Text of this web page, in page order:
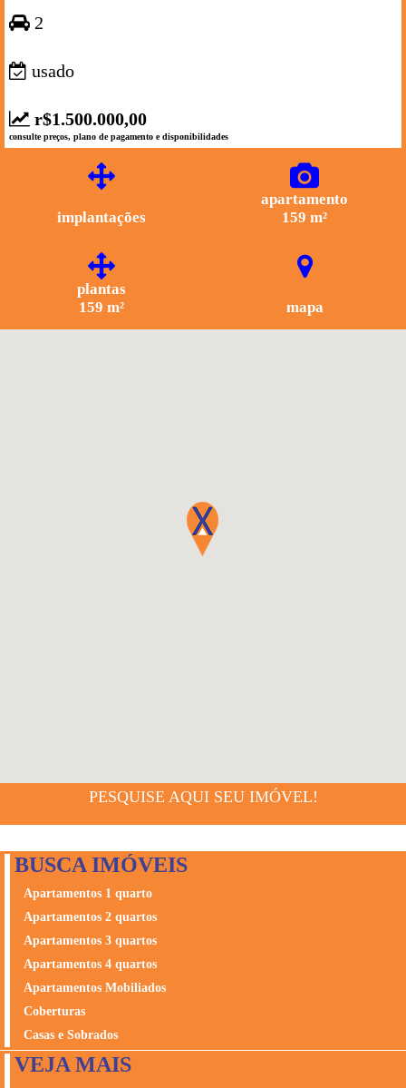
2
usado
r$1.500.000,00
consulte preços, plano de pagamento e disponibilidades
implantações
apartamento
159 m²
plantas
159 m²
mapa
PESQUISE AQUI SEU IMÓVEL!
BUSCA IMÓVEIS
Apartamentos 1 quarto
Apartamentos 2 quartos
Apartamentos 3 quartos
Apartamentos 4 quartos
Apartamentos Mobiliados
Coberturas
Casas e Sobrados
VEJA MAIS